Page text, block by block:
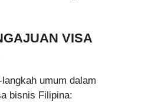
VISA
umum dalam
bisnis Filipina: